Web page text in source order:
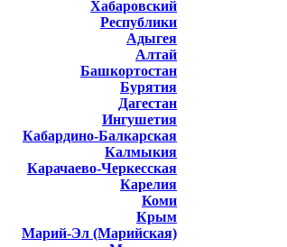
Хабаровский
Республики
Адыгея
Алтай
Башкортостан
Бурятия
Дагестан
Ингушетия
Кабардино-Балкарская
Калмыкия
Карачаево-Черкесская
Карелия
Коми
Крым
Марий-Эл (Марийская)